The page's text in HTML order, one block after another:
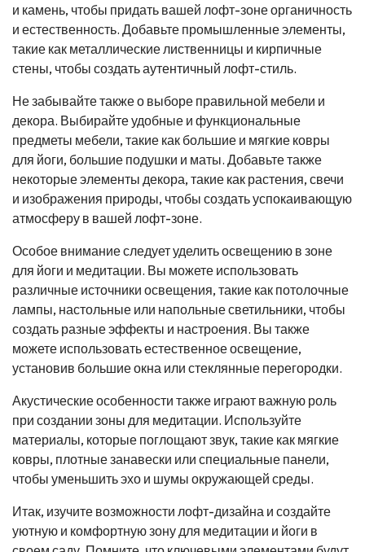
и камень, чтобы придать вашей лофт-зоне органичность
и естественность. Добавьте промышленные элементы,
такие как металлические лиственницы и кирпичные
стены, чтобы создать аутентичный лофт-стиль.
Не забывайте также о выборе правильной мебели и
декора. Выбирайте удобные и функциональные
предметы мебели, такие как большие и мягкие ковры
для йоги, большие подушки и маты. Добавьте также
некоторые элементы декора, такие как растения, свечи
и изображения природы, чтобы создать успокаивающую
атмосферу в вашей лофт-зоне.
Особое внимание следует уделить освещению в зоне
для йоги и медитации. Вы можете использовать
различные источники освещения, такие как потолочные
лампы, настольные или напольные светильники, чтобы
создать разные эффекты и настроения. Вы также
можете использовать естественное освещение,
установив большие окна или стеклянные перегородки.
Акустические особенности также играют важную роль
при создании зоны для медитации. Используйте
материалы, которые поглощают звук, такие как мягкие
ковры, плотные занавески или специальные панели,
чтобы уменьшить эхо и шумы окружающей среды.
Итак, изучите возможности лофт-дизайна и создайте
уютную и комфортную зону для медитации и йоги в